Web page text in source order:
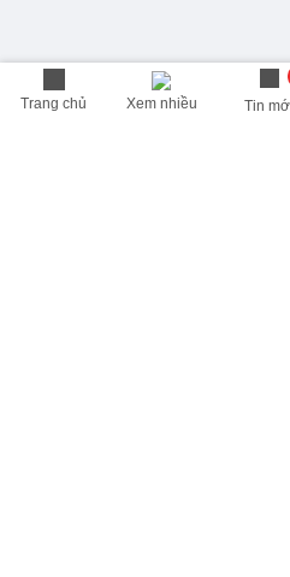
Trang chủ Xem nhiều Tin